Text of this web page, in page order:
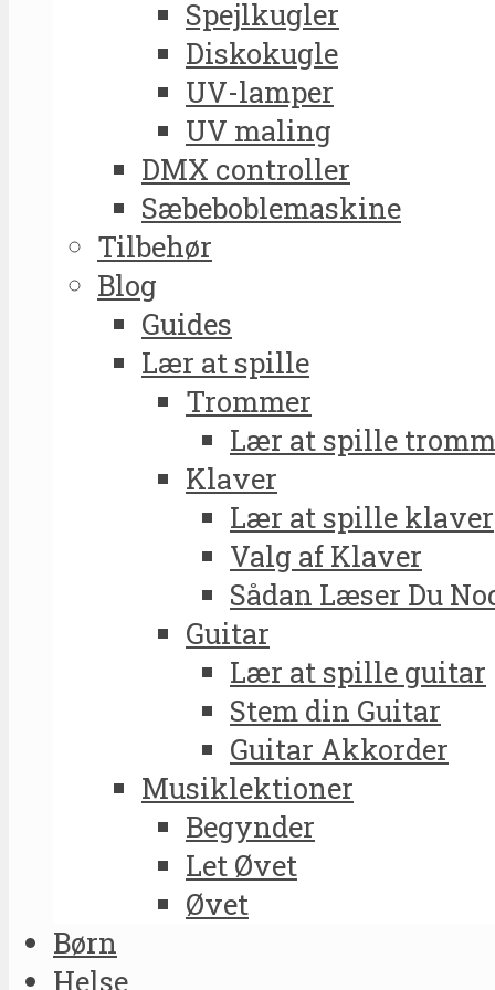
Spejlkugler
Diskokugle
UV-lamper
UV maling
DMX controller
Sæbeboblemaskine
Tilbehør
Blog
Guides
Lær at spille
Trommer
Lær at spille
Klaver
Lær at spille klaver
Valg af Klaver
Sådan Læser Du
Guitar
Lær at spille guitar
Stem din Guitar
Guitar Akkorder
Musiklektioner
Begynder
Let Øvet
Øvet
Børn
Helse